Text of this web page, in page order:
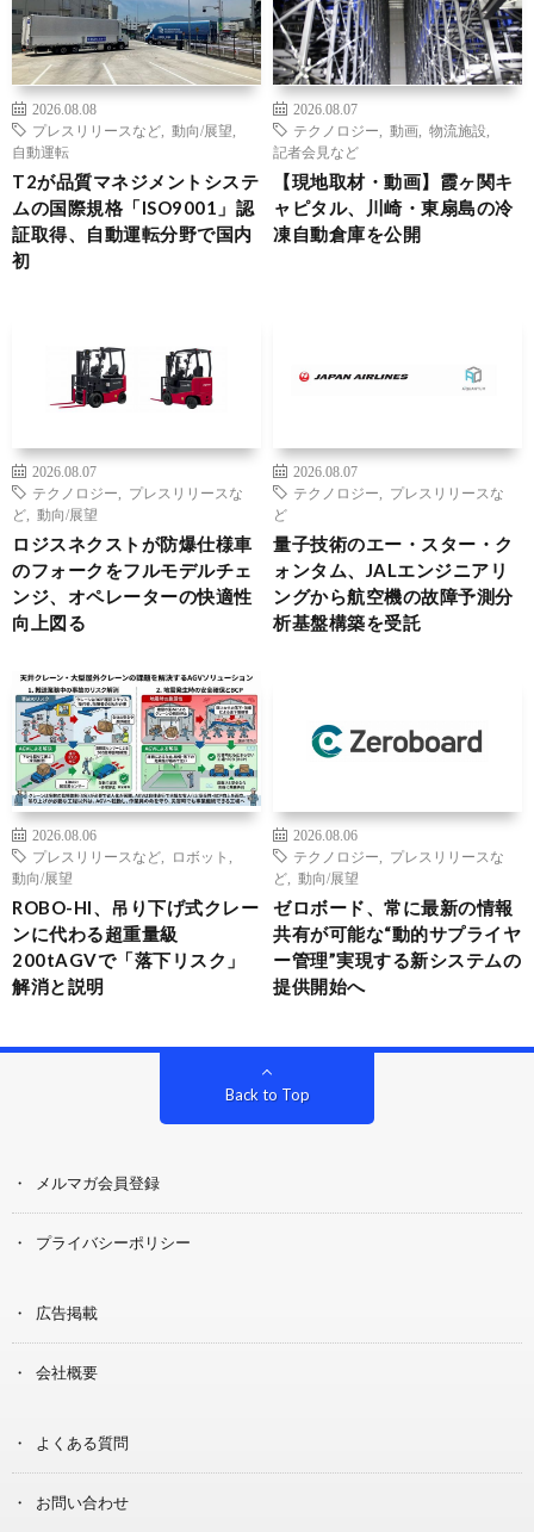
2026.08.08
プレスリリースなど
動向/展望
自動運転
T2が品質マネジメントシステ
ムの国際規格「ISO9001」認
証取得、自動運転分野で国内
初
2026.08.07
テクノロジー
動画 物流施設
記者会見など
【現地取材・動画】霞ヶ関キ
ャピタル、川崎・東扇島の冷
凍自動倉庫を公開
2026.08.07
テクノロジー
プレスリリースな
ど
動向/展望
ロジスネクストが防爆仕様車
のフォークをフルモデルチェ
ンジ、オペレーターの快適性
向上図る
2026.08.07
テクノロジー
プレスリリースな
ど
量子技術のエー・スター・ク
ォンタム、JALエンジニアリ
ングから航空機の故障予測分
析基盤構築を受託
2026.08.06
プレスリリースなど
ロボット
動向/展望
ROBO-HI、吊り下げ式クレー
ンに代わる超重量級
200tAGVで「落下リスク」
解消と説明
2026.08.06
テクノロジー
プレスリリースな
ど
動向/展望
ゼロボード、常に最新の情報
共有が可能な“動的サプライヤ
ー管理”実現する新システムの
提供開始へ
Back to Top
メルマガ会員登録
プライバシーポリシー
広告掲載
会社概要
よくある質問
お問い合わせ